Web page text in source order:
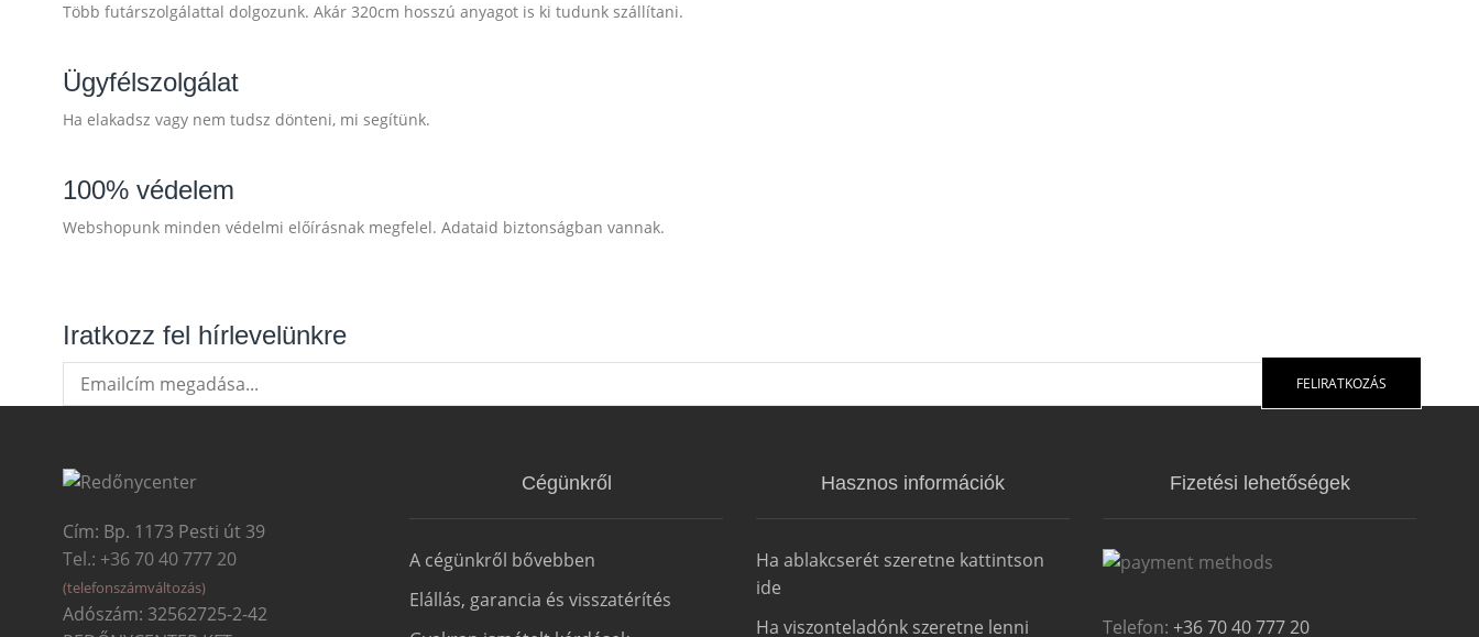
Több futárszolgálattal dolgozunk. Akár 320cm hosszú anyagot is ki tudunk szállítani.
Ügyfélszolgálat
Ha elakadsz vagy nem tudsz dönteni, mi segítünk.
100% védelem
Webshopunk minden védelmi előírásnak megfelel. Adataid biztonságban vannak.
Iratkozz fel hírlevelünkre
FELIRATKOZÁS
Cím: Bp. 1173 Pesti út 39
Tel.: +36 70 40 777 20
(telefonszámváltozás)
Adószám: 32562725-2-42
Cégünkről
A cégünkről bővebben
Elállás, garancia és visszatérítés
Hasznos információk
Ha ablakcserét szeretne kattintson
ide
Ha viszonteladónk szeretne lenni
Fizetési lehetőségek
Telefon: +36 70 40 777 20